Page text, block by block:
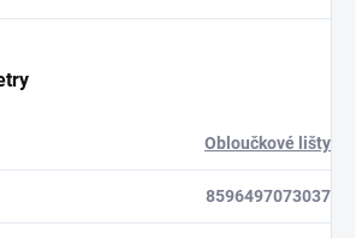
Obloučkové lišty
8596497073037